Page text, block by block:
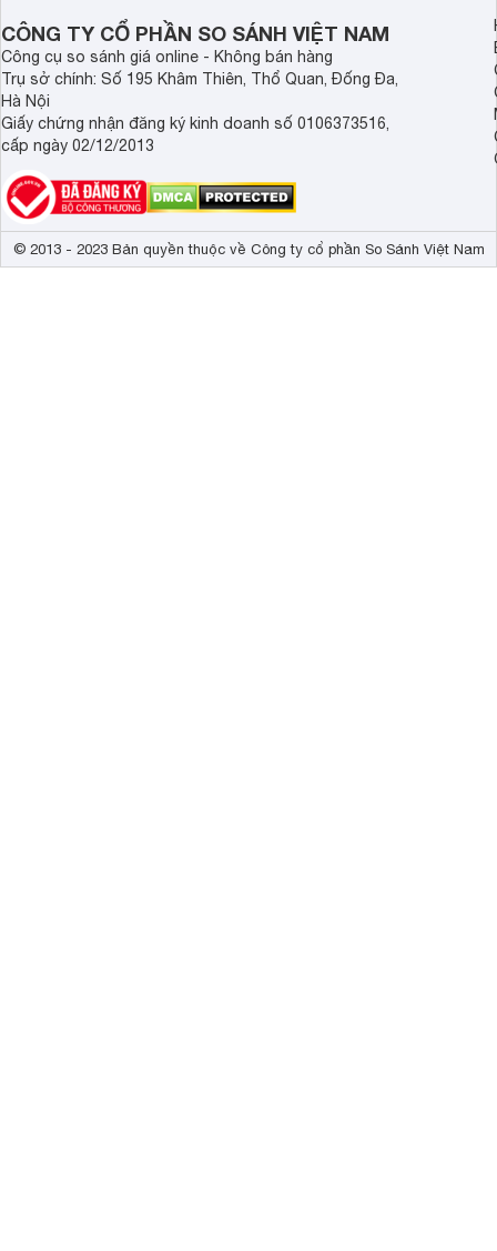
CÔNG TY CỔ PHẦN SO SÁNH VIỆT NAM
Công cụ so sánh giá online - Không bán hàng
Trụ sở chính: Số 195 Khâm Thiên, Thổ Quan, Đống Đa,
Hà Nội
Giấy chứng nhận đăng ký kinh doanh số 0106373516,
cấp ngày 02/12/2013
© 2013 - 2023 Bản quyền thuộc về Công ty cổ phần So Sánh Việt Nam